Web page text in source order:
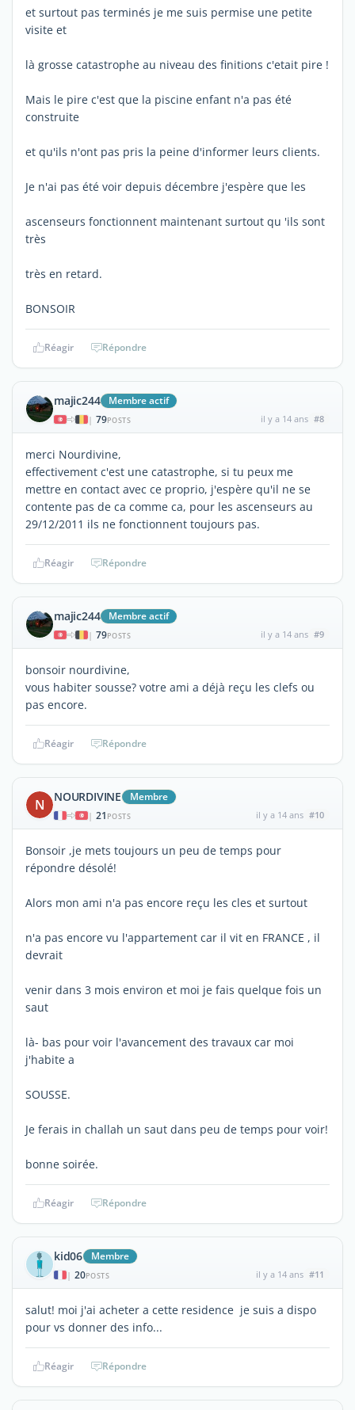
et surtout pas terminés je me suis permise une petite
visite et
là grosse catastrophe au niveau des finitions c'etait pire !
Mais le pire c'est que la piscine enfant n'a pas été
construite
et qu'ils n'ont pas pris la peine d'informer leurs clients.
Je n'ai pas été voir depuis décembre j'espère que les
ascenseurs fonctionnent maintenant surtout qu 'ils sont
très
très en retard.
BONSOIR
Réagir Répondre
majic244 Membre actif
| 79POSTS il y a 14 ans #8
merci Nourdivine,
effectivement c'est une catastrophe, si tu peux me
mettre en contact avec ce proprio, j'espère qu'il ne se
contente pas de ca comme ca, pour les ascenseurs au
29/12/2011 ils ne fonctionnent toujours pas.
Réagir Répondre
majic244 Membre actif
| 79POSTS il y a 14 ans #9
bonsoir nourdivine,
vous habiter sousse? votre ami a déjà reçu les clefs ou
pas encore.
Réagir Répondre
N NOURDIVINE Membre
| 21 POSTS il y a 14 ans #10
Bonsoir ,je mets toujours un peu de temps pour
répondre désolé!
Alors mon ami n'a pas encore reçu les cles et surtout
n'a pas encore vu l'appartement car il vit en FRANCE , il
devrait
venir dans 3 mois environ et moi je fais quelque fois un
saut
là- bas pour voir l'avancement des travaux car moi
j'habite a
SOUSSE.
Je ferais in challah un saut dans peu de temps pour voir!
bonne soirée.
Réagir Répondre
kid06 Membre
| 20POSTS il y a 14 ans #11
salut! moi j'ai acheter a cette residence je suis a dispo
pour vs donner des info...
Réagir Répondre